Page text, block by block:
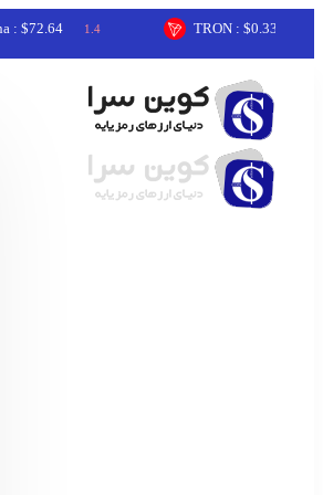
1.4 TRON : $0.33 0.3